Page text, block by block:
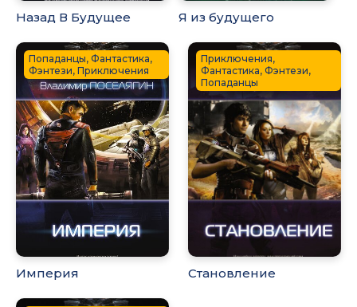
Назад В Будущее Я из будущего
Попаданцы, Фантастика,
Фэнтези, Приключения
Империя
Приключения,
Фантастика, Фэнтези,
Попаданцы
Становление